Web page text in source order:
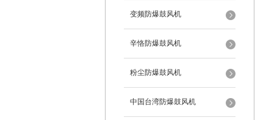
变频防爆鼓风机
辛恪防爆鼓风机
粉尘防爆鼓风机
中国台湾防爆鼓风机